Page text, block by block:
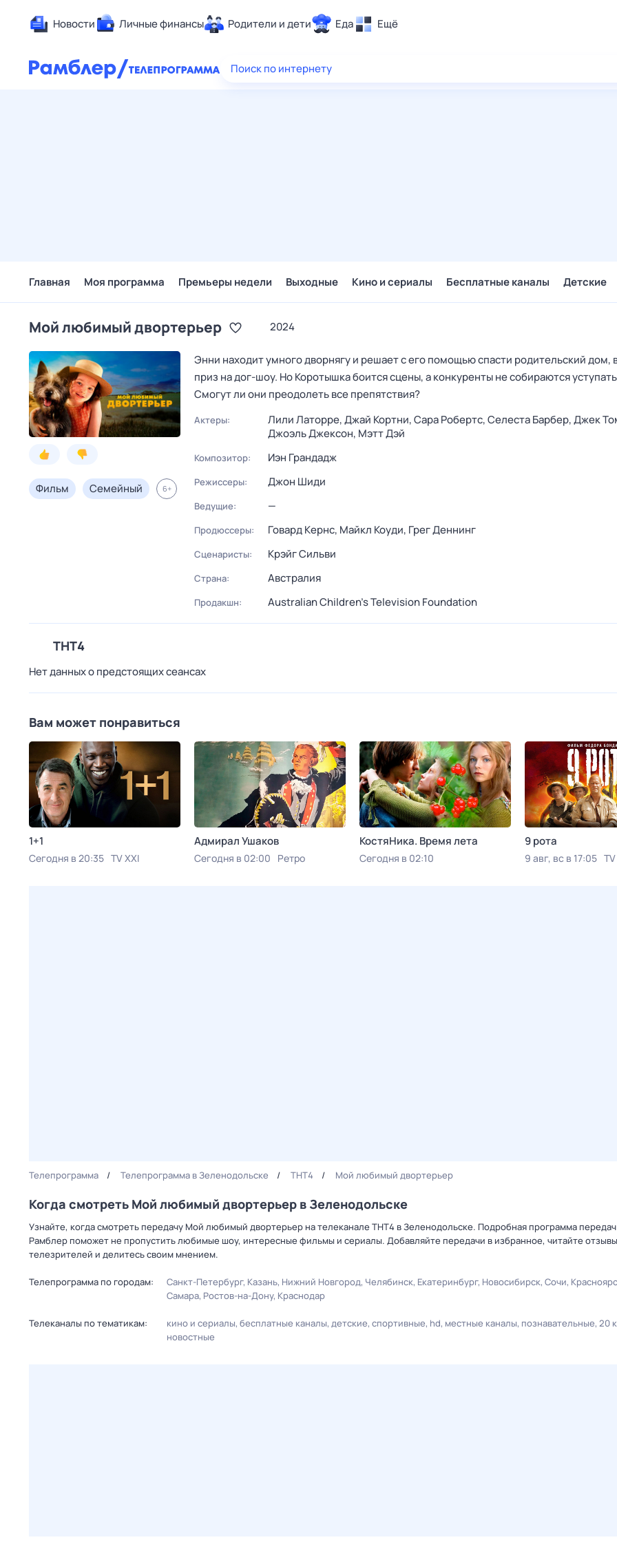
Новости Личные финансы Родители и дети Еда Ещё
Здоровье
Поиск по интернету
Главная Моя программа Премьеры недели Выходные Кино и сериалы Бесплатные каналы Детские
Мой любимый двортерьер 2024
Фильм Семейный 6+
Энни находит умного дворнягу и решает с его помощью спасти родительский дом,
приз на дог-шоу. Но Коротышка боится сцены, а конкуренты не собираются
Смогут ли они преодолеть все препятствия?
Актеры: Лили Латорре,Джай Кортни,Сара Робертс,Селеста Барбер,Джек
Джоэль Джексон, Мэтт Дэй
Композитор: Иэн Грандадж
Режиссеры: Джон Шиди
Ведущие: —
Продюссеры: Говард Кернс, Майкл Коуди, Грег Деннинг
Сценаристы: Крэйг Сильви
Страна: Австралия
Продакшн: Australian Children's Television Foundation
ТНТ4
Нет данных о предстоящих сеансах
Вам может понравиться
1+1
Сегодня в 20:35 TV XXI
Адмирал Ушаков
Сегодня в 02:00 Ретро
КостяНика. Время лета
Сегодня в 02:10
9 рота
9 авг, вс в 17:05
Телепрограмма Телепрограмма в Зеленодольске ТНТ4 Мой любимый двортерьер
Когда смотреть Мой любимый двортерьер в Зеленодольске
Узнайте, когда смотреть передачу Мой любимый двортерьер на телеканале ТНТ4 в Зеленодольске. Подробная программа
Рамблер поможет не пропустить любимые шоу, интересные фильмы и сериалы. Добавляйте передачи в избранное, читайте отзывы
телезрителей и делитесь своим мнением.
Телепрограмма по городам: Санкт-Петербург Казань Нижний Новгород Челябинск Екатеринбург Новосибирск Сочи
Самара Ростов-на-Дону Краснодар
Телеканалы по тематикам: кино и сериалы бесплатные каналы детские спортивные hd местные каналы познавательные 20
новостные